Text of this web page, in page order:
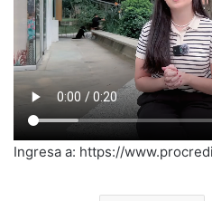
Ingresa a: https://